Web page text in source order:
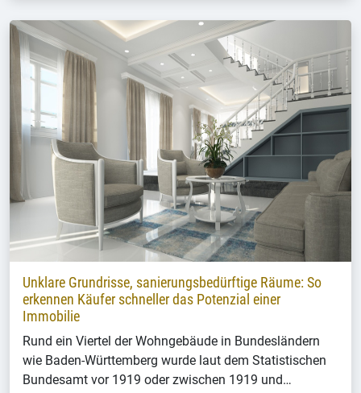
Unklare Grundrisse, sanierungsbedürftige Räume: So
erkennen Käufer schneller das Potenzial einer
Immobilie
Rund ein Viertel der Wohngebäude in Bundesländern
wie Baden-Württemberg wurde laut dem Statistischen
Bundesamt vor 1919 oder zwischen 1919 und…